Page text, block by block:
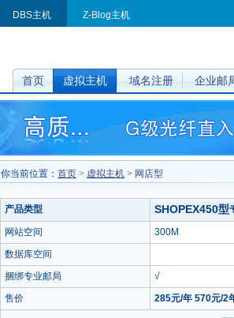
DBS主机 Z-Blog主机
首页 虚拟主机 域名注册 企业邮
你当前位置： 首页 > 虚拟主机 > 网店型
产品类型 SHOPEX450型
网站空间
300M
数据库空间
捆绑专业邮局
√
售价
285元/年 570元/2